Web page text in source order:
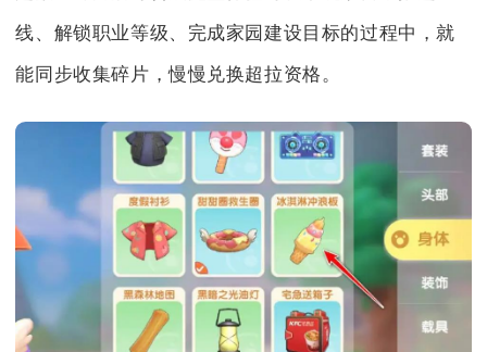
线、解锁职业等级、完成家园建设目标的过程中，就
能同步收集碎片，慢慢兑换超拉资格。